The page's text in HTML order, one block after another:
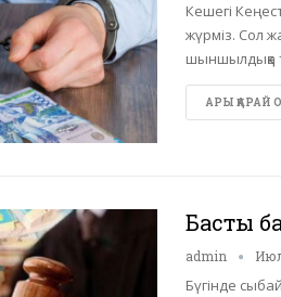
Кешегі
жүрміз. Сол
АРЫ ҚАРАЙ
Басты
admin
Бүгінде